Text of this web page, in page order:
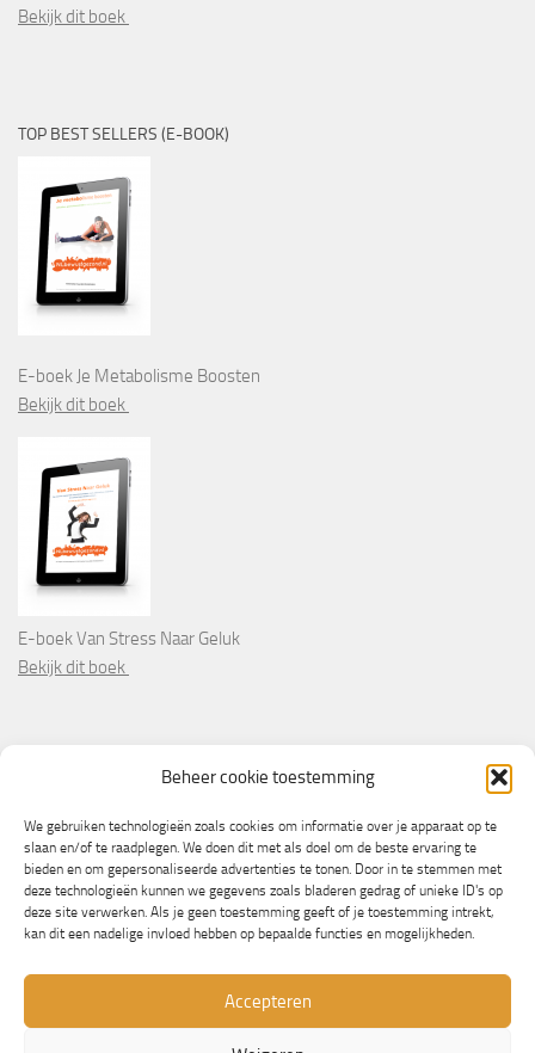
Beheer cookie toestemming
We gebruiken technologieën zoals cookies om informatie over je apparaat op te
slaan en/of te raadplegen. We doen dit met als doel om de beste ervaring te
bieden en om gepersonaliseerde advertenties te tonen. Door in te stemmen met
deze technologieën kunnen we gegevens zoals bladeren gedrag of unieke ID's op
deze site verwerken. Als je geen toestemming geeft of je toestemming intrekt,
kan dit een nadelige invloed hebben op bepaalde functies en mogelijkheden.
Accepteren
Bekijk dit boek
TOP BEST SELLERS (E-BOOK)
E-boek Je Metabolisme Boosten
Bekijk dit boek
E-boek Van Stress Naar Geluk
Bekijk dit boek